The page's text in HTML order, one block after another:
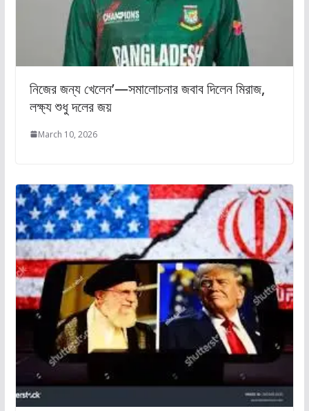
নিজের জন্য খেলেন’—সমালোচনার জবাব দিলেন মিরাজ,
লক্ষ্য শুধু দলের জয়
March 10, 2026